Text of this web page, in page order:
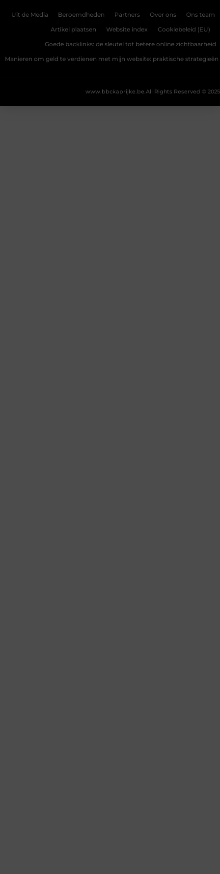
Uit de Media Beroemdheden Partners Over ons Ons team
Artikel plaatsen Website index Cookiebeleid (EU)
Goede backlinks: de sleutel tot betere online zichtbaarheid
Manieren om geld te verdienen met mijn website: praktische strategieën
All Rights Reserved © 2025
www.bbckaprijke.be.